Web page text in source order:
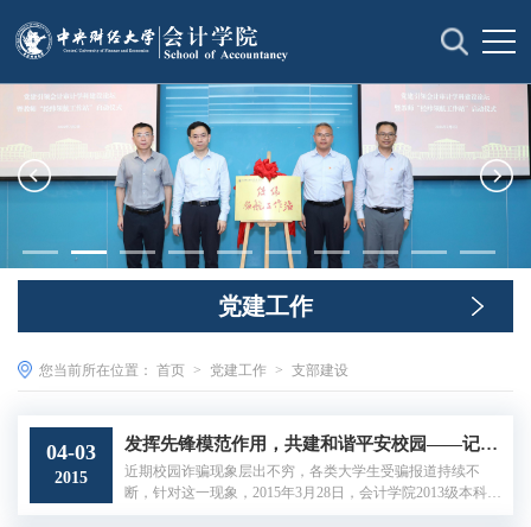
党建工作
您当前所在位置： 首页 > 党建工作 > 支部建设
04-03
2015
发挥先锋模范作用，共建和谐平安校园——记会计学院2013级党支部平安校园创建活动
近期校园诈骗现象层出不穷，各类大学生受骗报道持续不
断，针对这一现象，2015年3月28日，会计学院2013级本科生